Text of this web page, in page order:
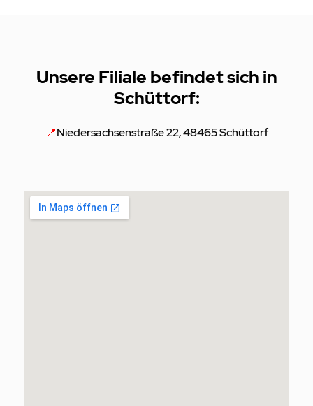
Unsere Filiale befindet sich in
Schüttorf:
📍Niedersachsenstraße 22, 48465 Schüttorf